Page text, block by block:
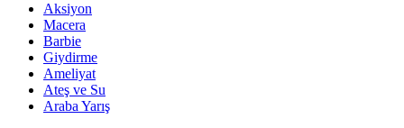
Aksiyon
Macera
Barbie
Giydirme
Ameliyat
Ateş ve Su
Araba Yarış